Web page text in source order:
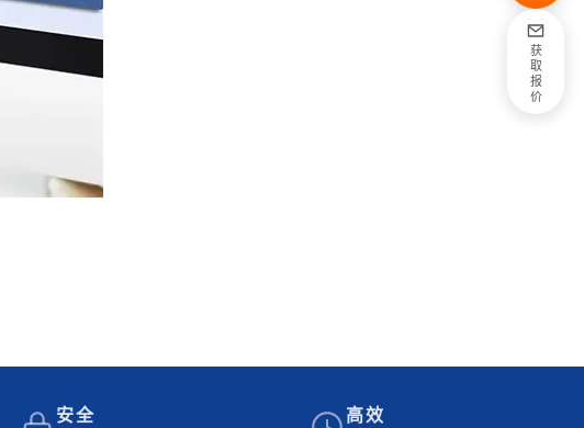
安全 高效
获
取
报
价